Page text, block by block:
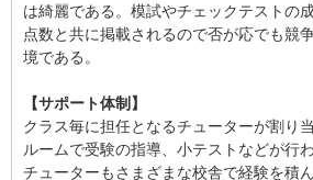
は綺麗である。模試やチェックテストの
点数と共に掲載されるので否が応でも競
境である。
【サポート体制】
クラス毎に担任となるチューターが割り
ルームで受験の指導、小テストなどが行
チューターもさまざまな校舎で経験を積